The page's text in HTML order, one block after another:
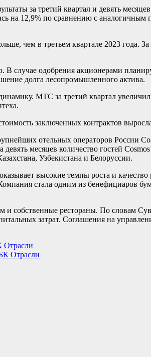
за третий квартал и девять
на 12,9% по сравнению с аналогичным
чем в третьем квартале 2023 года.
случае одобрения акционерами
долга лесопромышленного актива.
МТС за третий квартал
заключенных контрактов
отельных операторов России
месяцев количество гостей
Узбекистана и Белоруссии.
высокие темпы роста и качество
стала одним из бенефициаров
и собственные рестораны. По словам
затрат. Соглашения на
Отрасли
Отрасли